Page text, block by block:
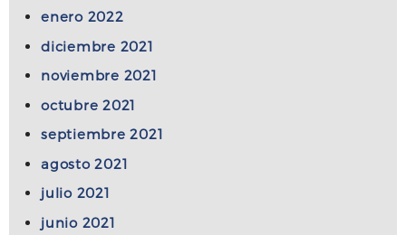
enero 2022
diciembre 2021
noviembre 2021
octubre 2021
septiembre 2021
agosto 2021
julio 2021
junio 2021